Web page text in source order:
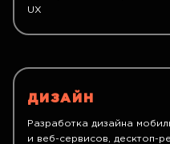
UX
ДИЗАЙН
Разработка дизайна
и веб-сервисов, десктоп-